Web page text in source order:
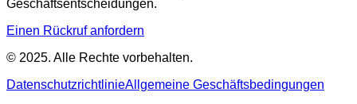
Geschäftsentscheidungen.
Einen Rückruf anfordern
© 2025. Alle Rechte vorbehalten.
DatenschutzrichtlinieAllgemeine Geschäftsbedingungen